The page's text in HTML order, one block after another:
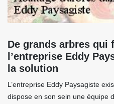
De grands arbres qui
l’entreprise Eddy
la solution
L’entreprise Eddy Paysagiste
dispose en son sein une équipe